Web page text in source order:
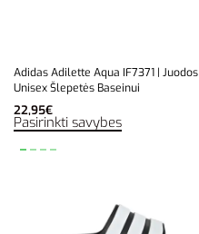
Adidas Adilette Aqua IF7371 | Juodos
Unisex Šlepetės Baseinui
22,95€
Pasirinkti savybes